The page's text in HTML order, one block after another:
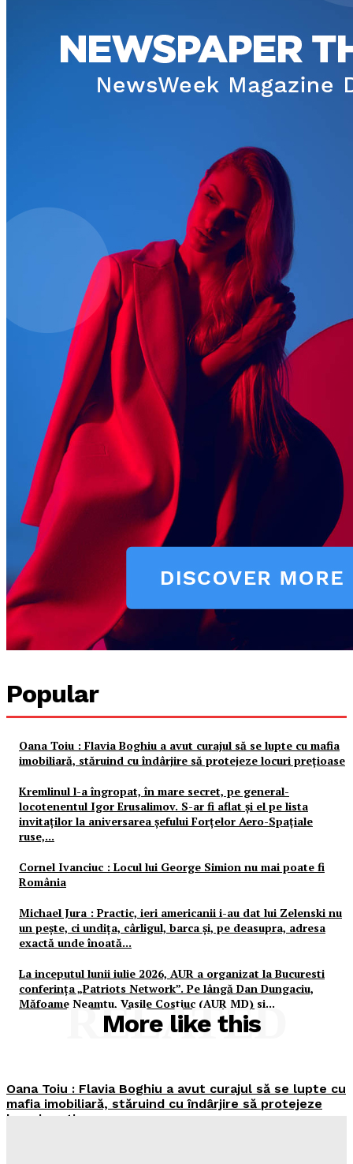
Popular
Oana Toiu : Flavia Boghiu a avut curajul să se lupte cu mafia
imobiliară, stăruind cu îndârjire să protejeze locuri prețioase
Kremlinul l-a îngropat, în mare secret, pe general-
locotenentul Igor Erusalimov. S-ar fi aflat și el pe lista
invitaților la aniversarea șefului Forțelor Aero-Spațiale
ruse,...
Cornel Ivanciuc : Locul lui George Simion nu mai poate fi
România
Michael Jura : Practic, ieri americanii i-au dat lui Zelenski nu
un pește, ci undița, cârligul, barca și, pe deasupra, adresa
exactă unde înoată...
La inceputul lunii iulie 2026, AUR a organizat la Bucuresti
conferința „Patriots Network”. Pe lângă Dan Dungaciu,
Măfoame Neamțu, Vasile Costiuc (AUR MD) si...
More like this
RELATED
Oana Toiu : Flavia Boghiu a avut curajul să se lupte cu
mafia imobiliară, stăruind cu îndârjire să protejeze
locuri prețioase